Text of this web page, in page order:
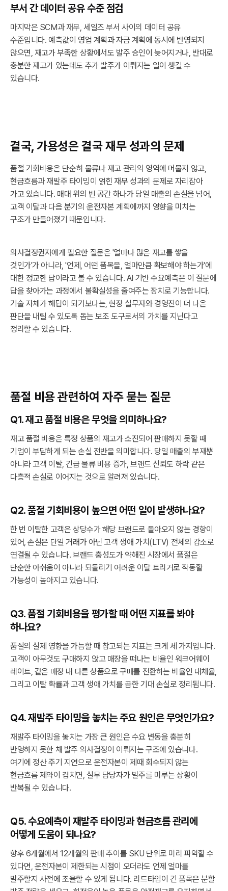
부서 간 데이터 공유 수준 점검
마지막은 SCM과 재무, 세일즈 부서 사이의 데이터 공유
수준입니다. 예측값이 영업 계획과 자금 계획에 동시에 반영되지
않으면, 재고가 부족한 상황에서도 발주 승인이 늦어지거나, 반대로
충분한 재고가 있는데도 추가 발주가 이뤄지는 일이 생길 수
있습니다.
결국, 가용성은 결국 재무 성과의 문제
품절 기회비용은 단순히 물류나 재고 관리의 영역에 머물지 않고,
현금흐름과 재발주 타이밍이 얽힌 재무 성과의 문제로 자리잡아
가고 있습니다. 매대 위의 빈 공간 하나가 당일 매출의 손실을 넘어,
고객 이탈과 다음 분기의 운전자본 계획에까지 영향을 미치는
구조가 만들어졌기 때문입니다.
의사결정권자에게 필요한 질문은 '얼마나 많은 재고를 쌓을
것인가'가 아니라, '언제, 어떤 품목을, 얼마만큼 확보해야 하는가'에
대한 정교한 답이라고 볼 수 있습니다. AI 기반 수요예측은 이 질문에
답을 찾아가는 과정에서 불확실성을 줄여주는 장치로 기능합니다.
기술 자체가 해답이 되기보다는, 현장 실무자와 경영진이 더 나은
판단을 내릴 수 있도록 돕는 보조 도구로서의 가치를 지닌다고
정리할 수 있습니다.
품절 비용 관련하여 자주 묻는 질문
Q1. 재고 품절 비용은 무엇을 의미하나요?
재고 품절 비용은 특정 상품의 재고가 소진되어 판매하지 못할 때
기업이 부담하게 되는 손실 전반을 의미합니다. 당일 매출의 부재뿐
아니라 고객 이탈, 긴급 물류 비용 증가, 브랜드 신뢰도 하락 같은
다층적 손실로 이어지는 것으로 알려져 있습니다.
Q2. 품절 기회비용이 높으면 어떤 일이 발생하나요?
한 번 이탈한 고객은 상당수가 해당 브랜드로 돌아오지 않는 경향이
있어, 손실은 단일 거래가 아닌 고객 생애 가치(LTV) 전체의 감소로
연결될 수 있습니다. 브랜드 충성도가 약해진 시장에서 품절은
단순한 아쉬움이 아니라 되돌리기 어려운 이탈 트리거로 작동할
가능성이 높아지고 있습니다.
Q3. 품절 기회비용을 평가할 때 어떤 지표를 봐야
하나요?
품절의 실제 영향을 가늠할 때 참고되는 지표는 크게 세 가지입니다.
고객이 아무것도 구매하지 않고 매장을 떠나는 비율인 워크어웨이
레이트, 같은 매장 내 다른 상품으로 구매를 전환하는 비율인 대체율,
그리고 이탈 확률과 고객 생애 가치를 곱한 기대 손실로 정리됩니다.
Q4. 재발주 타이밍을 놓치는 주요 원인은 무엇인가요?
재발주 타이밍을 놓치는 가장 큰 원인은 수요 변동을 충분히
반영하지 못한 채 발주 의사결정이 이뤄지는 구조에 있습니다.
여기에 정산 주기 지연으로 운전자본이 제때 회수되지 않는
현금흐름 제약이 겹치면, 실무 담당자가 발주를 미루는 상황이
반복될 수 있습니다.
Q5. 수요예측이 재발주 타이밍과 현금흐름 관리에
어떻게 도움이 되나요?
향후 6개월에서 12개월의 판매 추이를 SKU 단위로 미리 파악할 수
있다면, 운전자본이 제한되는 시점이 오더라도 언제 얼마를
발주할지 사전에 조율할 수 있게 됩니다. 리드타임이 긴 품목은 분할